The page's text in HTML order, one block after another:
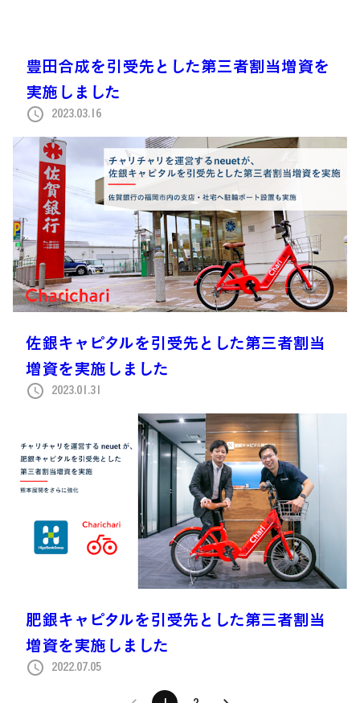
豊田合成を引受先とした第三者割当増資を
実施しました
2023.03.16
佐銀キャピタルを引受先とした第三者割当
増資を実施しました
2023.01.31
肥銀キャピタルを引受先とした第三者割当
増資を実施しました
2022.07.05